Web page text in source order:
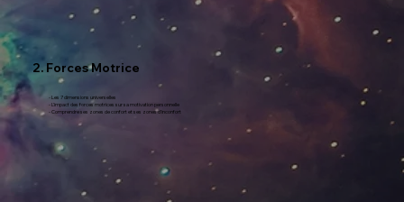
2. Forces Motrice
- Les 7 dimensions universelles
- L'impact des forces motrices sur sa motivation personnelle
- Comprendre ses zones de confort et ses zones d'inconfort